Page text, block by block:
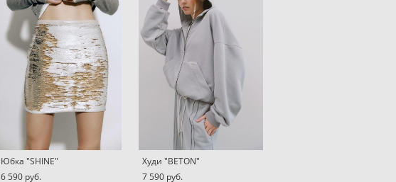
Юбка "SHINE"
6 590 pуб.
Худи "BETON"
7 590 pуб.